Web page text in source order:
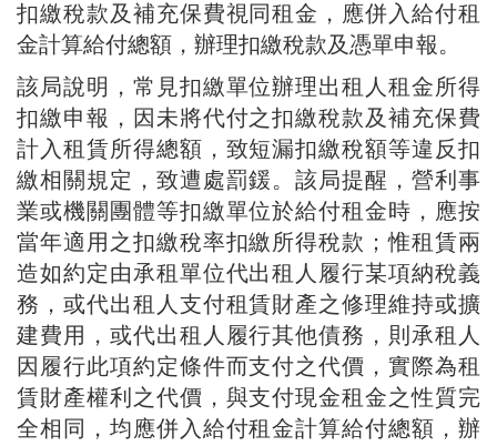
扣繳稅款及補充保費視同租金，應併入給付租
金計算給付總額，辦理扣繳稅款及憑單申報。
該局說明，常見扣繳單位辦理出租人租金所得
扣繳申報，因未將代付之扣繳稅款及補充保費
計入租賃所得總額，致短漏扣繳稅額等違反扣
繳相關規定，致遭處罰鍰。該局提醒，營利事
業或機關團體等扣繳單位於給付租金時，應按
當年適用之扣繳稅率扣繳所得稅款；惟租賃兩
造如約定由承租單位代出租人履行某項納稅義
務，或代出租人支付租賃財產之修理維持或擴
建費用，或代出租人履行其他債務，則承租人
因履行此項約定條件而支付之代價，實際為租
賃財產權利之代價，與支付現金租金之性質完
全相同，均應併入給付租金計算給付總額，辦